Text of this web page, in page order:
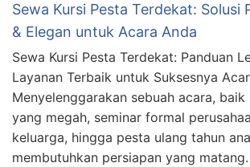
Sewa Kursi Pesta Terdekat: Solusi
& Elegan untuk Acara Anda
Sewa Kursi Pesta Terdekat: Panduan
Layanan Terbaik untuk Suksesnya
Menyelenggarakan sebuah acara,
yang megah, seminar formal
keluarga, hingga pesta ulang tahun
membutuhkan persiapan yang